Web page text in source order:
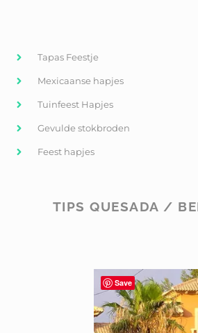
Tapas Feestje
Mexicaanse hapjes
Tuinfeest Hapjes
Gevulde stokbroden
Feest hapjes
TIPS QUESADA /
Save